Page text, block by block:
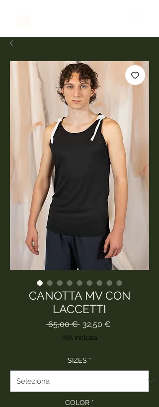
CANOTTA MV CON
LACCETTI
65,00 € Prezzo
regolare
32,50 €Prezzo
IVA inclusa
SIZES *
COLOR *